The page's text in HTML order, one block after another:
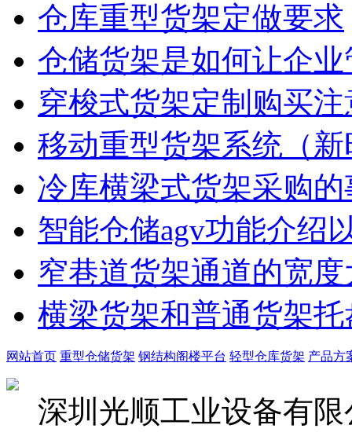
仓库重型货架定做要求
仓储货架是如何让企
穿梭式货架定制购买
移动重型货架系统（
冷库横梁式货架采购
智能仓储agv功能介绍
窄巷道货架通道的宽
横梁货架和普通货架
网站首页 重型仓储货架 钢结构阁楼平台 轻型仓库货架 产品方
深圳光顺工业设备有